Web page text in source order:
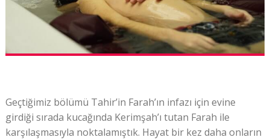
Geçtiğimiz bölümü Tahir’in Farah’ın infazı için evine
girdiği sırada kucağında Kerimşah’ı tutan Farah ile
karşılaşmasıyla noktalamıştık. Hayat bir kez daha onların